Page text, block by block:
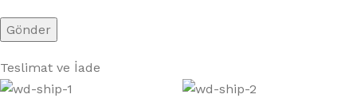
Teslimat ve İade